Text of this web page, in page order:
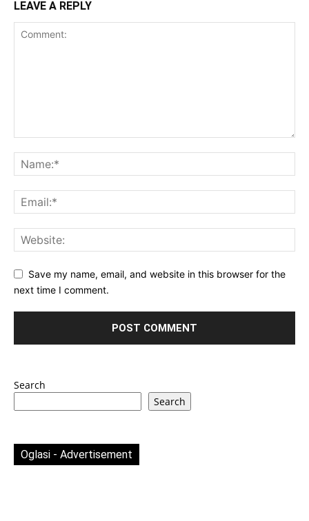
LEAVE A REPLY
Save my name, email, and website in this browser for the
next time I comment.
Search
Search
Oglasi - Advertisement